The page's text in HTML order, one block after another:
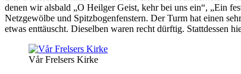
denen wir alsbald
O Heilger Geist, kehr bei uns ein , Ein
Netzgewölbe und Spitzbogenfenstern. Der Turm hat einen
etwas enttäuscht. Dieselben waren recht dürftig. Stattdessen
Vår Frelsers Kirke